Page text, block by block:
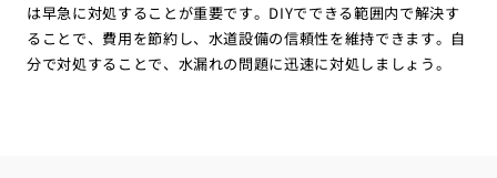
は早急に対処することが重要です。DIYでできる範囲内で解決す
ることで、費用を節約し、水道設備の信頼性を維持できます。自
分で対処することで、水漏れの問題に迅速に対処しましょう。